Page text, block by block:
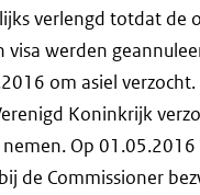
verlengd totdat de
werden
om asiel
Koninkrijk
Op
de Commissioner